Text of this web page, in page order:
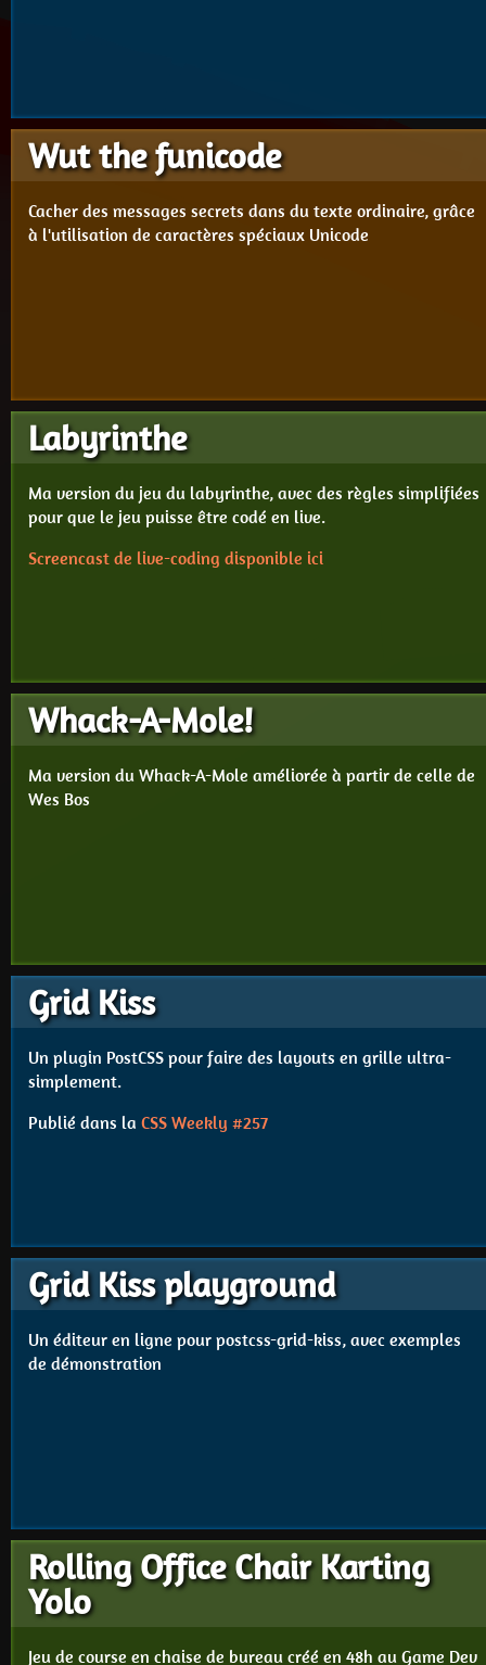
Wut the funicode
Cacher des messages secrets dans du texte ordinaire, grâce
à l'utilisation de caractères spéciaux Unicode
Labyrinthe
Ma version du jeu du labyrinthe, avec des règles simplifiées
pour que le jeu puisse être codé en live.
Screencast de live-coding disponible ici
Whack-A-Mole!
Ma version du Whack-A-Mole améliorée à partir de celle de
Wes Bos
Grid Kiss
Un plugin PostCSS pour faire des layouts en grille ultra-
simplement.
Publié dans la CSS Weekly #257
Grid Kiss playground
Un éditeur en ligne pour postcss-grid-kiss, avec exemples
de démonstration
Rolling Office Chair Karting
Yolo
Jeu de course en chaise de bureau créé en 48h au Game Dev